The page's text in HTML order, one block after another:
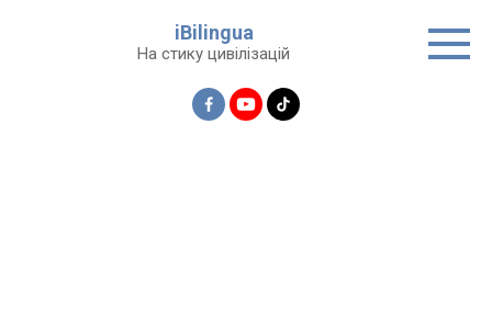
iBilingua
На стику цивілізацій